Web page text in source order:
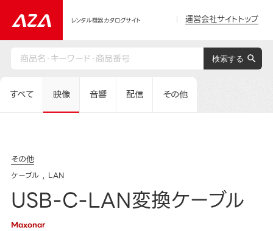
レンタル機器カタログサイト 運営会社サイトトップ
すべて 映像 音響 配信 その他
その他
ケーブル LAN
USB-C-LAN変換ケーブル
Maxonar